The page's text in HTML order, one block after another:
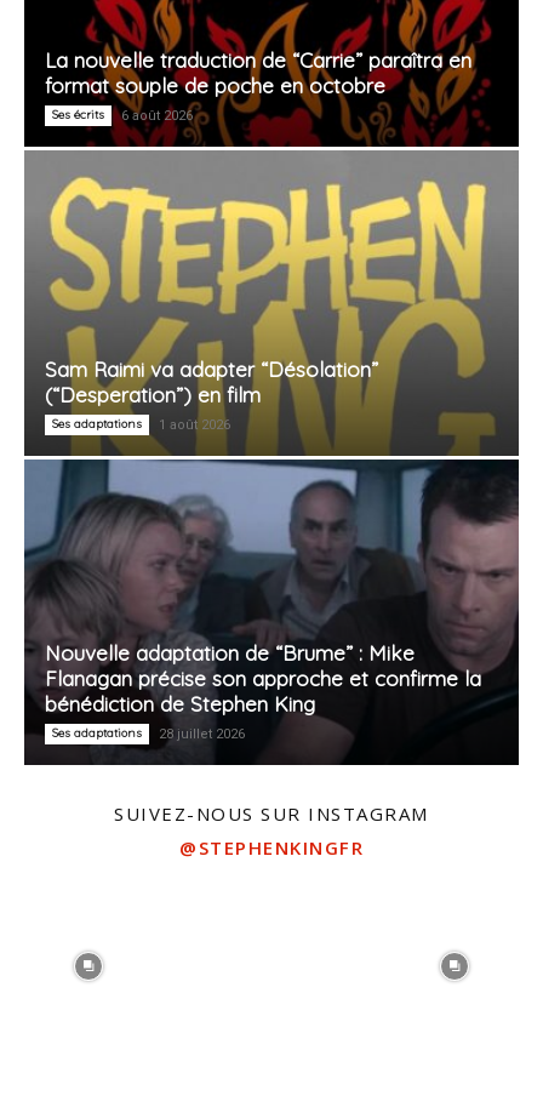
La nouvelle traduction de “Carrie” paraîtra en
format souple de poche en octobre
Ses écrits 6 août 2026
Sam Raimi va adapter “Désolation”
(“Desperation”) en film
Ses adaptations 1 août 2026
Nouvelle adaptation de “Brume” : Mike
Flanagan précise son approche et confirme la
bénédiction de Stephen King
Ses adaptations 28 juillet 2026
SUIVEZ-NOUS SUR INSTAGRAM
@STEPHENKINGFR